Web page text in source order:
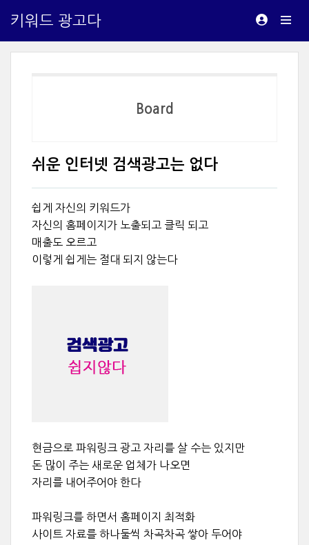
키워드 광고다
Board
쉬운 인터넷 검색광고는 없다
쉽게 자신의 키워드가
자신의 홈페이지가 노출되고 클릭 되고
매출도 오르고
이렇게 쉽게는 절대 되지 않는다
현금으로 파워링크 광고 자리를 살 수는 있지만
돈 많이 주는 새로운 업체가 나오면
자리를 내어주어야 한다
파워링크를 하면서 홈페이지 최적화
사이트 자료를 하나둘씩 차곡차곡 쌓아 두어야